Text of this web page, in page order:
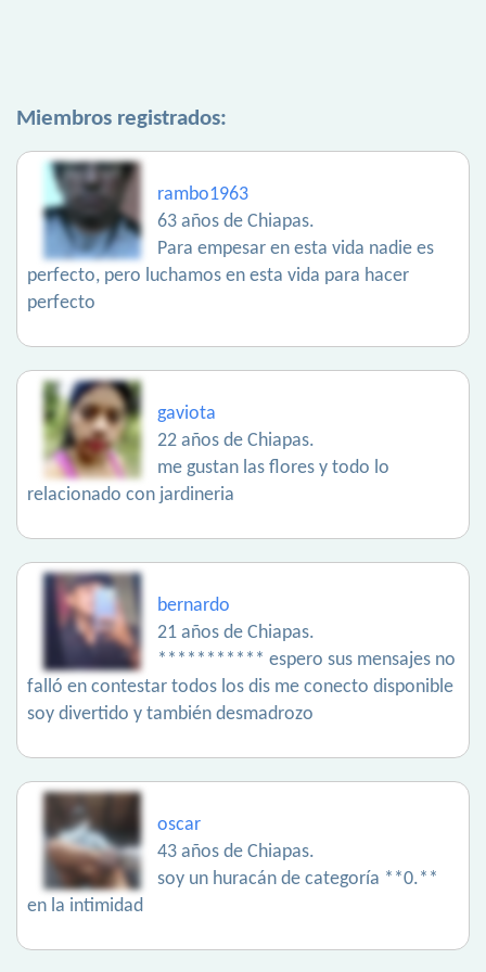
Miembros registrados:
rambo1963
63 años de Chiapas.
Para empesar en esta vida nadie es
perfecto, pero luchamos en esta vida para hacer
perfecto
gaviota
22 años de Chiapas.
me gustan las flores y todo lo
relacionado con jardineria
bernardo
21 años de Chiapas.
*********** espero sus mensajes no
falló en contestar todos los dis me conecto disponible
soy divertido y también desmadrozo
oscar
43 años de Chiapas.
soy un huracán de categoría **0.**
en la intimidad